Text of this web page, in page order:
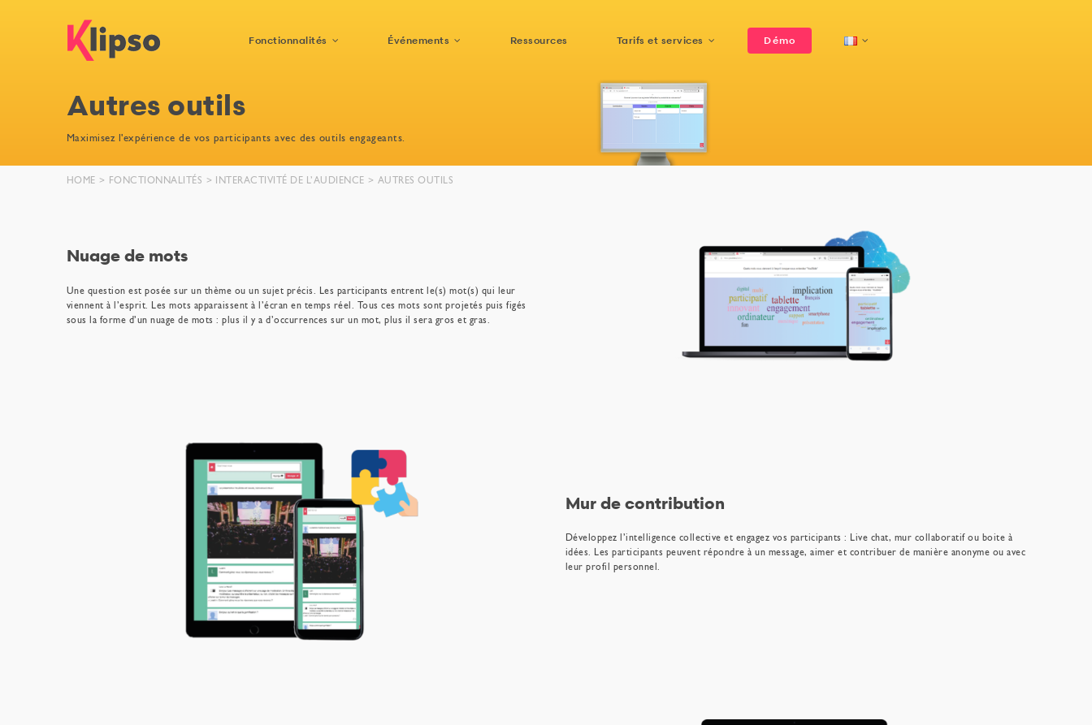
Fonctionnalités
Pour l’exposant
Gestion des
programmes et
sessions
Événements
corporate
Virtuels et hybrides
Ressources Tarifs et services
Tarifs des packages
Services
Démo
Autres outils
Maximisez l'expérience de vos participants avec des outils engageants.
HOME FONCTIONNALITÉS INTERACTIVITÉ DE L’AUDIENCE AUTRES OUTILS
Nuage de mots
Une question est posée sur un thème ou un sujet précis. Les participants entrent le(s) mot(s) qui leur
viennent à l’esprit. Les mots apparaissent à l’écran en temps réel. Tous ces mots sont projetés puis figés
sous la forme d’un nuage de mots : plus il y a d’occurrences sur un mot, plus il sera gros et gras.
Mur de contribution
Développez l’intelligence collective et engagez vos participants : Live chat, mur collaboratif ou boite à
idées. Les participants peuvent répondre à un message, aimer et contribuer de manière anonyme ou avec
leur profil personnel.